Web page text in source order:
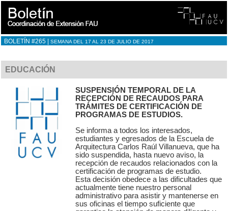
BOLETÍN #265 | SEMANA DEL 17 AL 23 DE JULIO DE 2017
EDUCACIÓN
SUSPENSIÓN TEMPORAL DE LA
RECEPCIÓN DE RECAUDOS PARA
TRÁMITES DE CERTIFICACIÓN DE
PROGRAMAS DE ESTUDIOS.
Se informa a todos los interesados,
estudiantes y egresados de la Escuela de
Arquitectura Carlos Raúl Villanueva, que ha
sido suspendida, hasta nuevo aviso, la
recepción de recaudos relacionados con la
certificación de programas de estudio.
Esta decisión obedece a las dificultades que
actualmente tiene nuestro personal
administrativo para asistir y mantenerse en
sus oficinas el tiempo suficiente que